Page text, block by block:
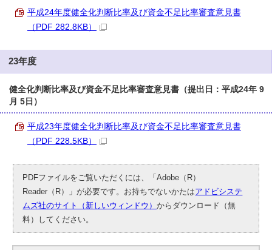
平成24年度健全化判断比率及び資金不足比率審査意見書
（PDF 282.8KB）
23年度
健全化判断比率及び資金不足比率審査意見書（提出日：平成24年 9
月 5日）
平成23年度健全化判断比率及び資金不足比率審査意見書
（PDF 228.5KB）
PDFファイルをご覧いただくには、「Adobe（R）
Reader（R）」が必要です。お持ちでないかたはアドビシステ
ムズ社のサイト（新しいウィンドウ）からダウンロード（無
料）してください。